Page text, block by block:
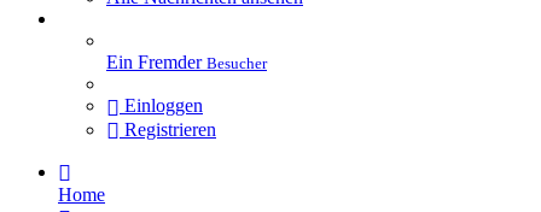
Ein Fremder Besucher
Einloggen
Registrieren
Home